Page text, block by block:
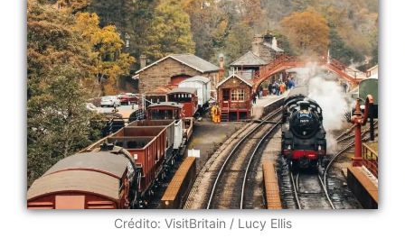
Crédito: VisitBritain / Lucy Ellis